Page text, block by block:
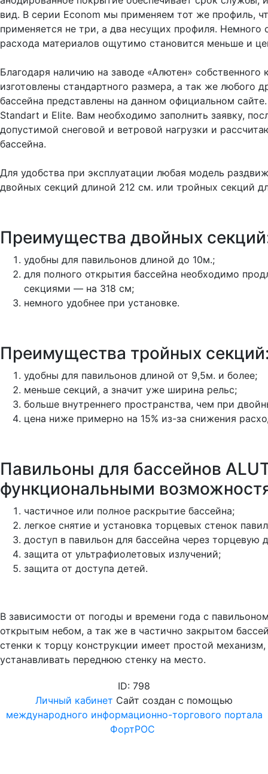
вид. В серии Econom мы применяем тот же профиль,
применяется не три, а два несущих профиля. Немного
расхода материалов ощутимо становится меньше и
Благодаря наличию на заводе «Алютен»
изготовлены стандартного размера, а так же любого
бассейна представлены на данном официальном
Standart и Elite. Вам необходимо заполнить заявку,
допустимой снеговой и ветровой нагрузки и
бассейна.
Для удобства при эксплуатации любая модель
двойных секций длиной 212 см. или тройных секций
Преимущества двойных
удобны для павильонов длиной до 10м.;
для полного открытия бассейна необходимо
секциями — на 318 см;
немного удобнее при установке.
Преимущества тройных
удобны для павильонов длиной от 9,5м. и более;
меньше секций, а значит уже ширина рельс;
больше внутреннего пространства, чем при
цена ниже примерно на 15% из-за снижения
Павильоны для бассейнов
функциональными
частичное или полное раскрытие бассейна;
легкое снятие и установка торцевых стенок
доступ в павильон для бассейна через торцевую
защита от ультрафиолетовых излучений;
защита от доступа детей.
В зависимости от погоды и времени года с
открытым небом, а так же в частично закрытом
стенки к торцу конструкции имеет простой
устанавливать переднюю стенку на место.
ID: 798
Личный кабинет Сайт создан с помощью
международного информационно-торгового портала
ФортРОС